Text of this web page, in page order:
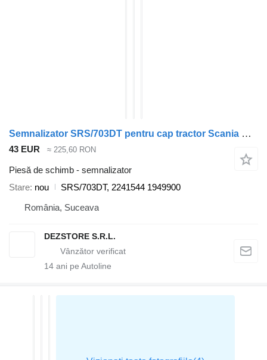
Semnalizator SRS/703DT pentru cap tractor Scania MODEL R
43 EUR ≈ 225,60 RON
Piesă de schimb - semnalizator
Stare nou
SRS/703DT, 2241544 1949900
România, Suceava
DEZSTORE S.R.L.
14 ani pe Autoline